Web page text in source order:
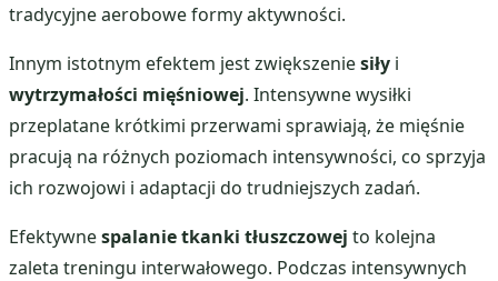
tradycyjne aerobowe formy aktywności.
Innym istotnym efektem jest zwiększeniesiły i
wytrzymałości mięśniowej. Intensywne wysiłki
przeplatane krótkimi przerwami sprawiają, że mięśnie
pracują na różnych poziomach intensywności, co sprzyja
ich rozwojowi i adaptacji do trudniejszych zadań.
Efektywnespalanie tkanki tłuszczowej to kolejna
zaleta treningu interwałowego. Podczas intensywnych